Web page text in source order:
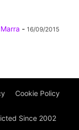
- 16/09/2015
Cookie Policy
Since 2002